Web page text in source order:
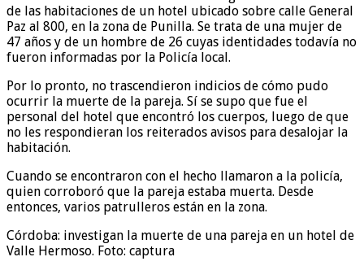
de las habitaciones de un hotel ubicado sobre calle General
Paz al 800, en la zona de Punilla. Se trata de una mujer de
47 años y de un hombre de 26 cuyas identidades todavía no
fueron informadas por la Policía local.
Por lo pronto, no trascendieron indicios de cómo pudo
ocurrir la muerte de la pareja. Sí se supo que fue el
personal del hotel que encontró los cuerpos, luego de que
no les respondieran los reiterados avisos para desalojar la
habitación.
Cuando se encontraron con el hecho llamaron a la policía,
quien corroboró que la pareja estaba muerta. Desde
entonces, varios patrulleros están en la zona.
Córdoba: investigan la muerte de una pareja en un hotel de
Valle Hermoso. Foto: captura